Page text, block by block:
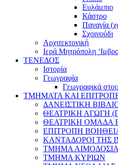
Ευλάμπιο
Κάστρο
Παναγία
Σχοινούδι
Αρχιτεκτονική
Ιερά Μητρόπολη
ΤΕΝΕΔΟΣ
Ιστορία
Γεωγραφία
Γεωγραφικά
ΤΜΗΜΑΤΑ ΚΑΙ
ΔΑΝΕΙΣΤΙΚΗ
ΘΕΑΤΡΙΚΗ ΑΓΩΓΗ
ΘΕΑΤΡΙΚΗ ΟΜΑΔΑ
ΕΠΙΤΡΟΠΗ
ΚΑΝΤΑΔΟΡΟΙ ΤΗΣ
ΤΜΗΜΑ
ΤΜΗΜΑ ΚΥΡΙΩΝ